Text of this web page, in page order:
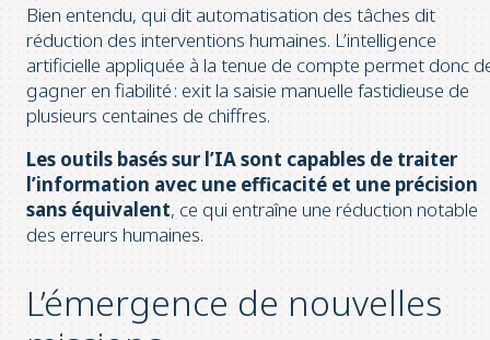
Bien entendu, qui dit automatisation des tâches dit
réduction des interventions humaines. L’intelligence
artificielle appliquée à la tenue de compte permet donc
gagner en fiabilité : exit la saisie manuelle fastidieuse de
plusieurs centaines de chiffres.
Les outils basés sur l’IA sont capables de traiter
l’information avec une efficacité et une précision
sans équivalent, ce qui entraîne une réduction notable
des erreurs humaines.
L’émergence de nouvelles